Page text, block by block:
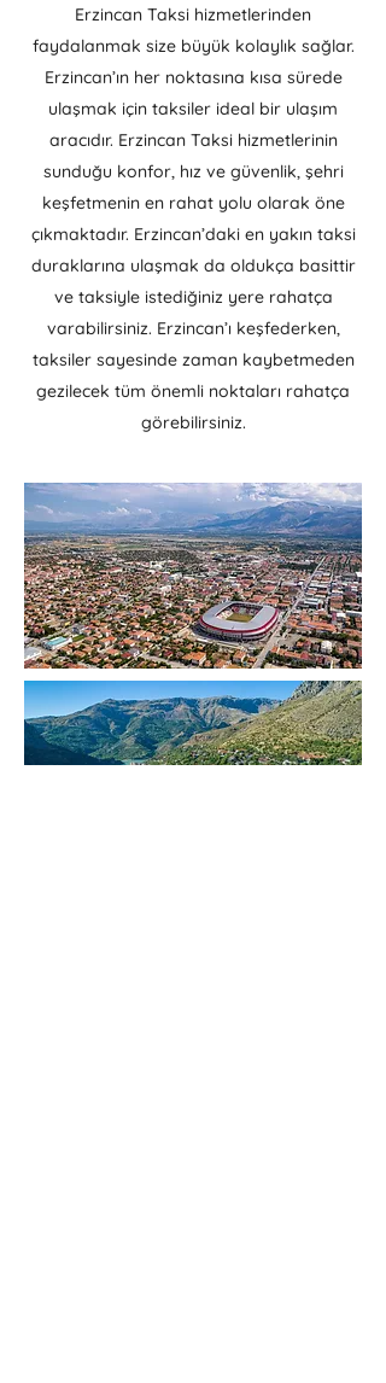
Erzincan Taksi hizmetlerinden
faydalanmak size büyük kolaylık sağlar.
Erzincan’ın her noktasına kısa sürede
ulaşmak için taksiler ideal bir ulaşım
aracıdır. Erzincan Taksi hizmetlerinin
sunduğu konfor, hız ve güvenlik, şehri
keşfetmenin en rahat yolu olarak öne
çıkmaktadır. Erzincan’daki en yakın taksi
duraklarına ulaşmak da oldukça basittir
ve taksiyle istediğiniz yere rahatça
varabilirsiniz. Erzincan’ı keşfederken,
taksiler sayesinde zaman kaybetmeden
gezilecek tüm önemli noktaları rahatça
görebilirsiniz.